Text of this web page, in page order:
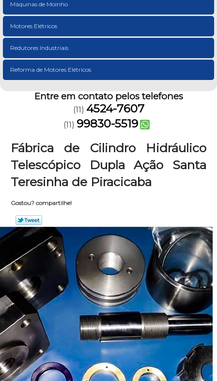
Máquinas de Moinho
Motores Elétricos
Redutores Industriais
Reforma de Motores Elétricos
Entre em contato pelos telefones
(11) 4524-7607
(11) 99830-5519
Fábrica de Cilindro Hidráulico
Telescópico Dupla Ação Santa
Teresinha de Piracicaba
Gostou? compartilhe!